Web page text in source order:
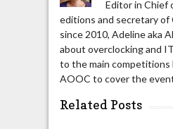
Editor in Chief
editions and secretary of
since 2010, Adeline aka
about overclocking and
to the main competitions
AOOC to cover the
Related Posts